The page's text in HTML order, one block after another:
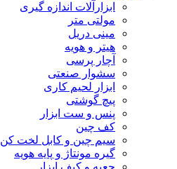
ابزارآلات اندازه گیری
مولتی متر
مینی دریل
هیتر و هویه
آچار پرسی
سشوار صنعتی
ابزار لحیم کاری
پیچ گوشتی
پنس و ست ابزار
کف چین
سیم چین و کابل لخت کن
گیره مونتاژ و پایه هویه
جعبه و کیف ابزار